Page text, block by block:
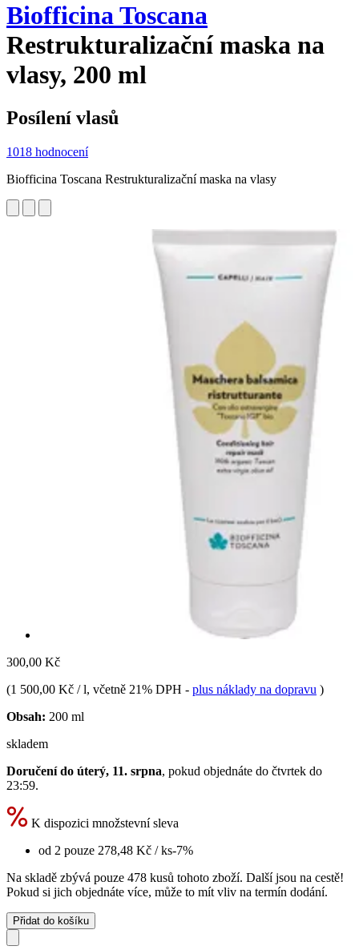
Biofficina Toscana
Restrukturalizační maska na
vlasy, 200 ml
Posílení vlasů
1018 hodnocení
Biofficina Toscana Restrukturalizační maska na vlasy
300,00 Kč
(1 500,00 Kč / l, včetně 21% DPH - plus náklady na dopravu )
Obsah: 200 ml
skladem
Doručení do úterý, 11. srpna, pokud objednáte do čtvrtek do
23:59.
K dispozici množstevní sleva
od 2 pouze 278,48 Kč / ks-7%
Na skladě zbývá pouze 478 kusů tohoto zboží. Další jsou na cestě!
Pokud si jich objednáte více, může to mít vliv na termín dodání.
Přidat do košíku